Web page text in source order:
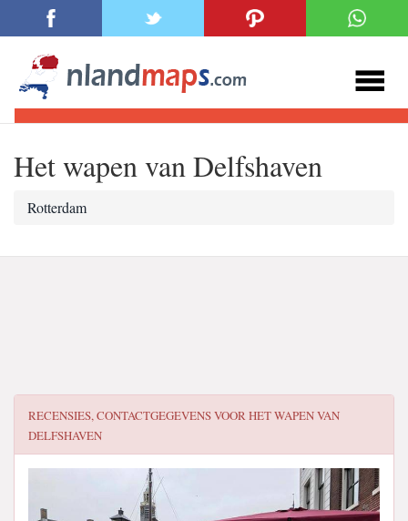
Het wapen van Delfshaven
Rotterdam
RECENSIES, CONTACTGEGEVENS VOORHET WAPEN VAN
DELFSHAVEN